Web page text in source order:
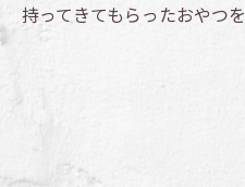
持ってきてもらったおやつ